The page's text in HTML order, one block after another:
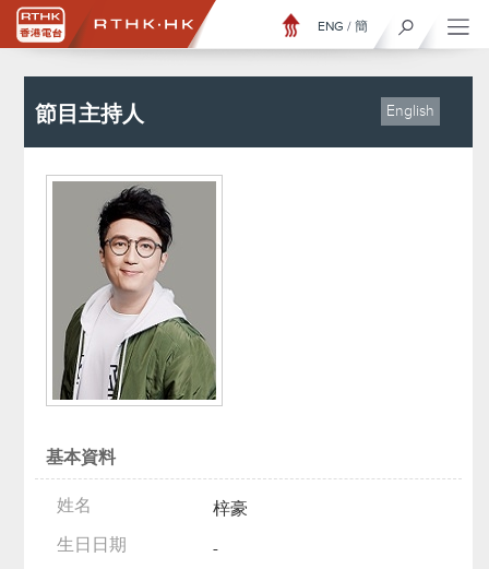
ENG / 簡
節目主持人 English
基本資料
姓名
梓豪
生日日期
-